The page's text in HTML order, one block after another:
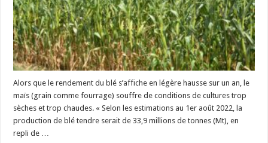
Alors que le rendement du blé s’affiche en légère hausse sur un an, le
maïs (grain comme fourrage) souffre de conditions de cultures trop
sèches et trop chaudes. « Selon les estimations au 1er août 2022, la
production de blé tendre serait de 33,9 millions de tonnes (Mt), en
repli de …